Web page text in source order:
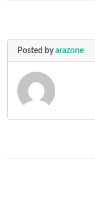
Posted byarazone